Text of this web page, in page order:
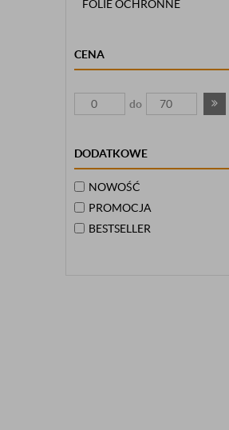
FOLIE OCHRONNE
CENA
do
DODATKOWE
NOWOŚĆ
PROMOCJA
BESTSELLER